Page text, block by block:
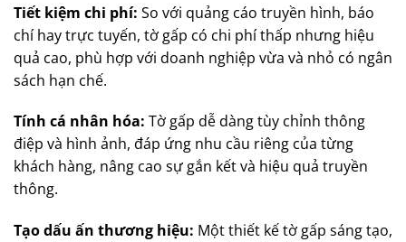
Tiết kiệm chi phí: So với quảng cáo truyền hình, báo
chí hay trực tuyến, tờ gấp có chi phí thấp nhưng hiệu
quả cao, phù hợp với doanh nghiệp vừa và nhỏ có ngân
sách hạn chế.
Tính cá nhân hóa: Tờ gấp dễ dàng tùy chỉnh thông
điệp và hình ảnh, đáp ứng nhu cầu riêng của từng
khách hàng, nâng cao sự gắn kết và hiệu quả truyền
thông.
Tạo dấu ấn thương hiệu: Một thiết kế tờ gấp sáng tạo,